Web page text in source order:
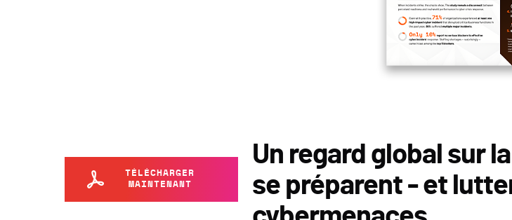
TÉLÉCHARGER
MAINTENANT
Un regard global sur
se préparent - et